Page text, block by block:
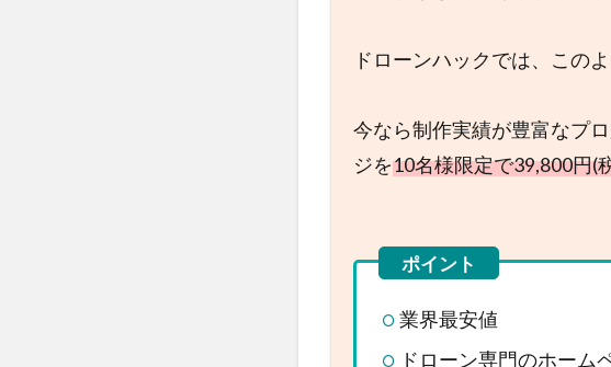
ドローンハックでは、この
今なら制作実績が豊富なプ
ジを10名様限定で39,800円(
業界最安値
ドローン専門のホーム